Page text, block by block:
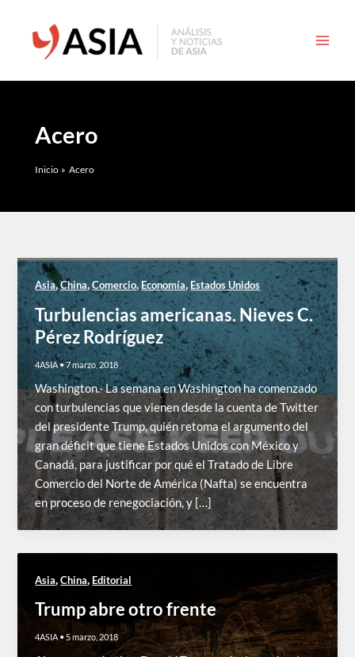
contenido
Acero
Inicio Acero
Asia,China,Comercio,Economía, Estados Unidos
Turbulencias americanas. Nieves C.
Pérez Rodríguez
4ASIA•7 marzo, 2018
Washington.- La semana en Washington ha comenzado
con turbulencias que vienen desde la cuenta de Twitter
del presidente Trump, quién retoma el argumento del
gran déficit que tiene Estados Unidos con México y
Canadá, para justificar por qué el Tratado de Libre
Comercio del Norte de América (Nafta) se encuentra
en proceso de renegociación, y […]
Asia,China, Editorial
Trump abre otro frente
4ASIA • 5 marzo, 2018